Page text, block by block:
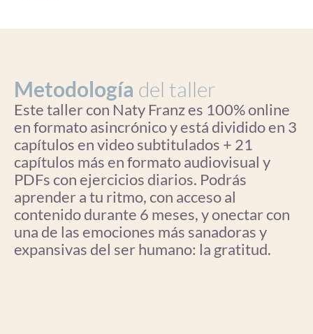
Metodología del taller
Este taller con Naty Franz es 100% online
en formato asincrónico y está dividido en 3
capítulos en video subtitulados + 21
capítulos más en formato audiovisual y
PDFs con ejercicios diarios. Podrás
aprender a tu ritmo, con acceso al
contenido durante 6 meses, y onectar con
una de las emociones más sanadoras y
expansivas del ser humano: la gratitud.